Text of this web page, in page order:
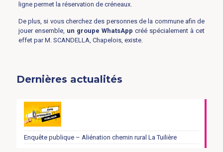
ligne permet la réservation de créneaux.
De plus, si vous cherchez des personnes de la commune afin de
jouer ensemble, un groupe WhatsApp créé spécialement à cet
effet par M. SCANDELLA, Chapelois, existe.
Dernières actualités
Enquête publique – Aliénation chemin rural La Tuilière